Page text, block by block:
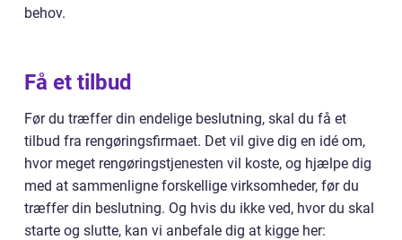
behov.
Få et tilbud
Før du træffer din endelige beslutning, skal du få et
tilbud fra rengøringsfirmaet. Det vil give dig en idé om,
hvor meget rengøringstjenesten vil koste, og hjælpe dig
med at sammenligne forskellige virksomheder, før du
træffer din beslutning. Og hvis du ikke ved, hvor du skal
starte og slutte, kan vi anbefale dig at kigge her: